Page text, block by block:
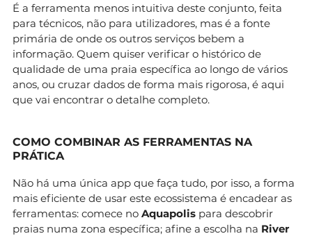
É a ferramenta menos intuitiva deste conjunto, feita
para técnicos, não para utilizadores, mas é a fonte
primária de onde os outros serviços bebem a
informação. Quem quiser verificar o histórico de
qualidade de uma praia específica ao longo de vários
anos, ou cruzar dados de forma mais rigorosa, é aqui
que vai encontrar o detalhe completo.
COMO COMBINAR AS FERRAMENTAS NA
PRÁTICA
Não há uma única app que faça tudo, por isso, a forma
mais eficiente de usar este ecossistema é encadear as
ferramentas: comece no Aquapolis para descobrir
praias numa zona específica; afine a escolha na River